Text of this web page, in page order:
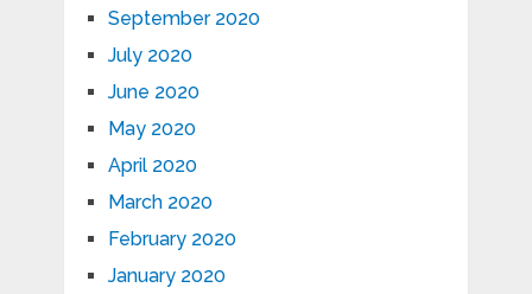
September 2020
July 2020
June 2020
May 2020
April 2020
March 2020
February 2020
January 2020